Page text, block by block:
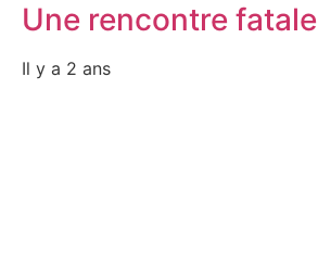
Une rencontre fatale
Il y a 2 ans